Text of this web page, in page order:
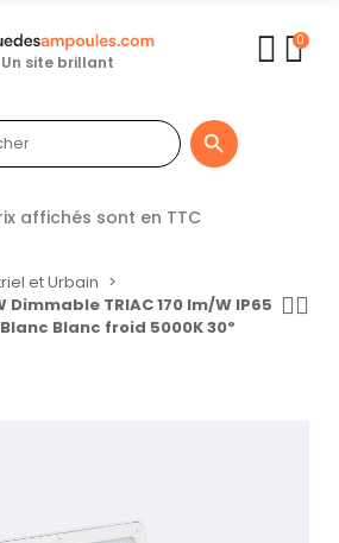
Un site brillant
0

affichés sont en TTC
et Urbain
Dimmable TRIAC 170 lm/W IP65
Blanc Blanc froid 5000K 30º